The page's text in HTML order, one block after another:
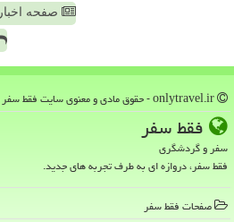
صفحه اخبار
فقط سفر
سفر و گردشگری
فقط سفر، دروازه ای به طرف تجربه های جدید.
صفحات فقط سفر